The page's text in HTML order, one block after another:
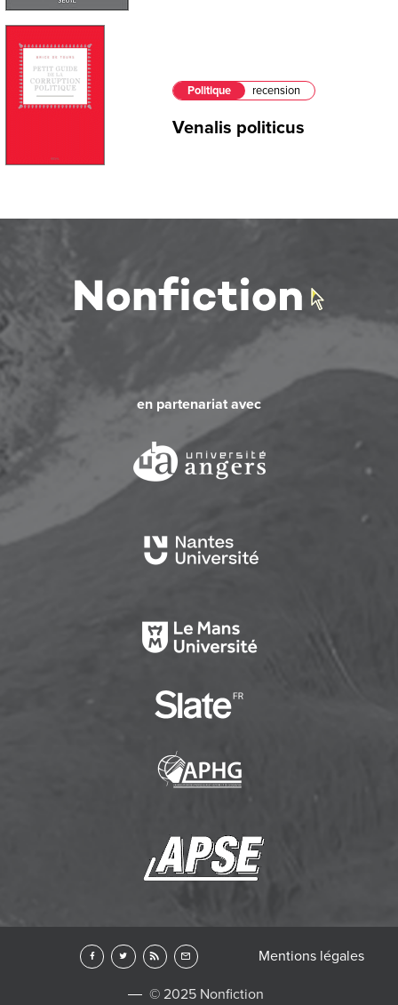
Politique recension
Venalis politicus
en partenariat avec
© 2025 Nonfiction
Mentions légales